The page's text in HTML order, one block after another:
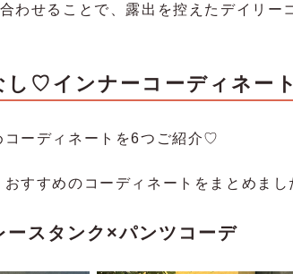
わせることで、露出を控えたデイリー
し♡インナーコーディネート
コーディネートを6つご紹介♡
すすめのコーディネートをまとめまし
スタンク×パンツコーデ